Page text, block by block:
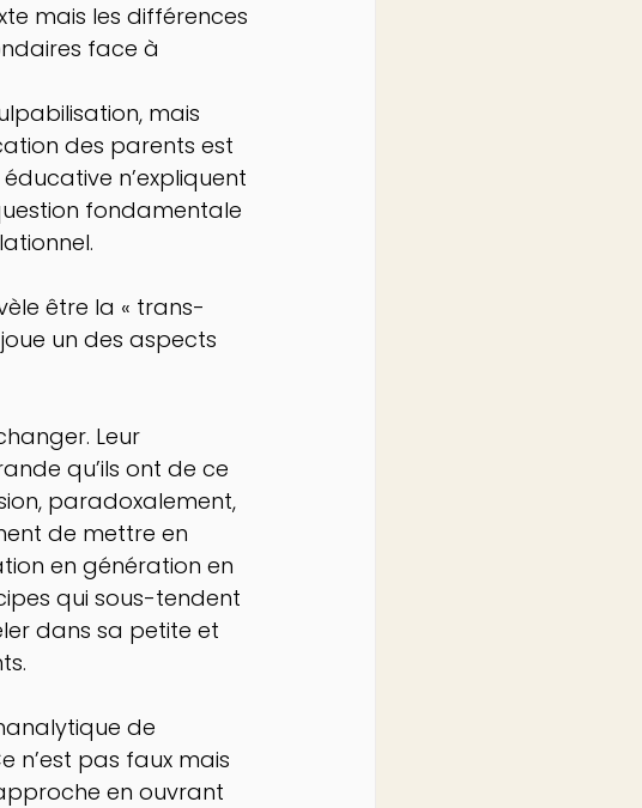
mais les différences
face à
mais
des parents est
n’expliquent
fondamentale
être la « trans-
un des aspects
Leur
qu’ils ont de ce
paradoxalement,
de mettre en
en génération en
qui sous-tendent
dans sa petite et
de
n’est pas faux mais
en ouvrant